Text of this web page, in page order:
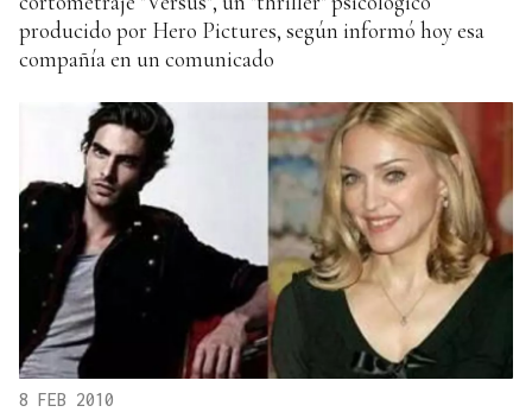
producido por Hero Pictures, según informó hoy esa
compañía en un comunicado
8 FEB 2010